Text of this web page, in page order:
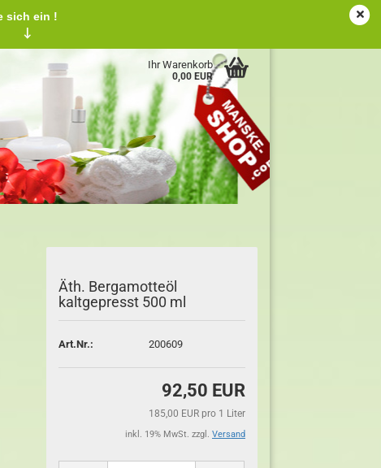
Ihr Warenkorb
0,00 EUR
sich ein !
!
↓
Äth. Bergamotteöl
kaltgepresst 500 ml
Art.Nr.: 200609
92,50 EUR
185,00 EUR pro 1 Liter
inkl. 19% MwSt. zzgl. Versand